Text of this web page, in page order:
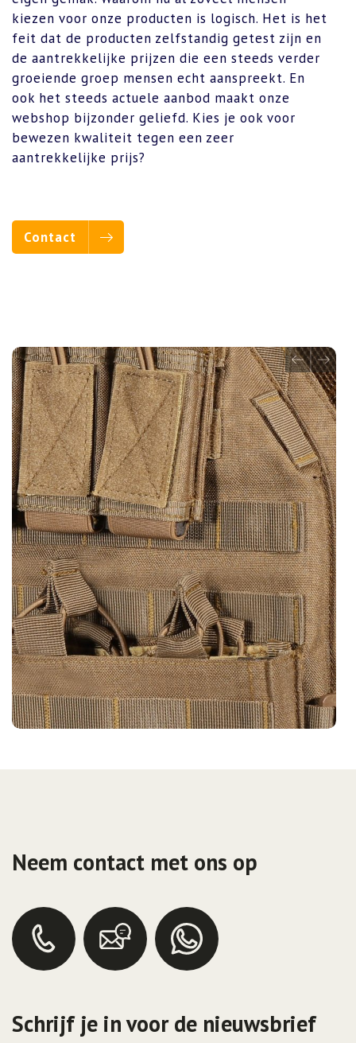
kiezen voor onze producten is logisch. Het is het
feit dat de producten zelfstandig getest zijn en
de aantrekkelijke prijzen die een steeds verder
groeiende groep mensen echt aanspreekt. En
ook het steeds actuele aanbod maakt onze
webshop bijzonder geliefd. Kies je ook voor
bewezen kwaliteit tegen een zeer
aantrekkelijke prijs?
Contact
Previous
Next
Neem contact met ons op
Schrijf je in voor de nieuwsbrief